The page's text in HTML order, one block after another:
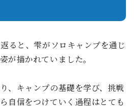
ると、雫がソロキャンプを通じ
が描かれていました。
、キャンプの基礎を学び、挑戦
自信をつけていく過程はとても